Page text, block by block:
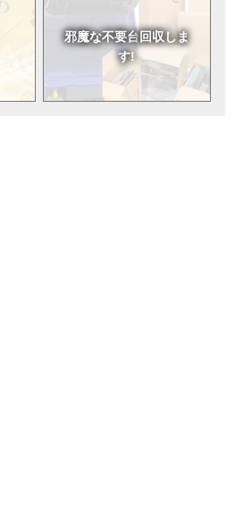
邪魔な不要台回収しま
す!